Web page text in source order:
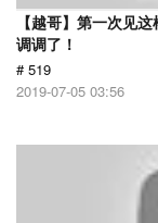
【越哥】第一次见
调调了！
# 519
2019-07-05 03:56